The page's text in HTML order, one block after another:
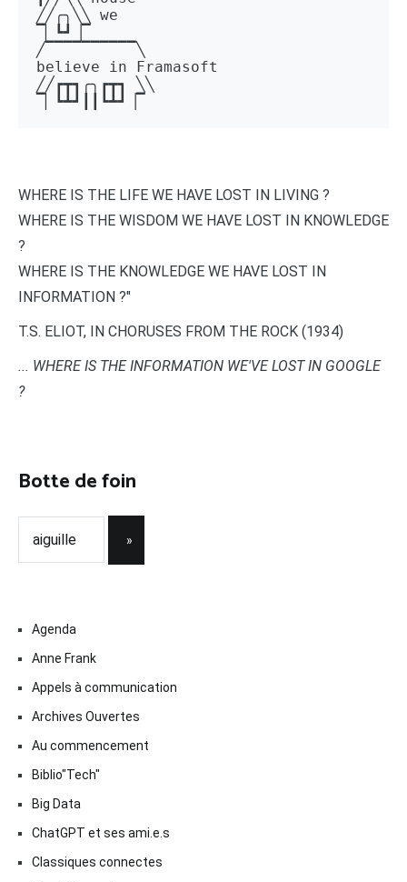
╱╱╭╮╲╲ we
▔▏┗┛▕▔
╱▔▔▔▔▔▔▔▔▔▔╲
believe in Framasoft
╱╱┏┳┓╭╮┏┳┓ ╲╲
▔▏┗┻┛┃┃┗┻┛▕▔
WHERE IS THE LIFE WE HAVE LOST IN LIVING ?
WHERE IS THE WISDOM WE HAVE LOST IN KNOWLEDGE
?
WHERE IS THE KNOWLEDGE WE HAVE LOST IN
INFORMATION ?"
T.S. ELIOT, IN CHORUSES FROM THE ROCK (1934)
... WHERE IS THE INFORMATION WE'VE LOST IN GOOGLE
?
Botte de foin
Agenda
Anne Frank
Appels à communication
Archives Ouvertes
Au commencement
Biblio"Tech"
Big Data
ChatGPT et ses ami.e.s
Classiques connectes